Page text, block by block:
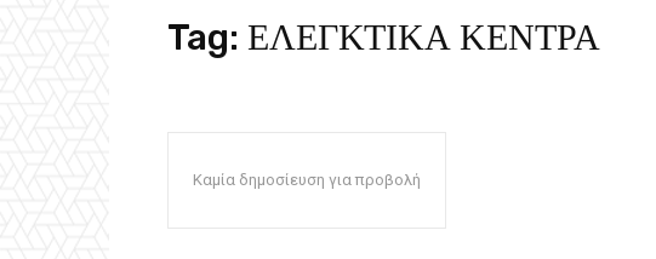
Tag: ΕΛΕΓΚΤΙΚΑ ΚΕΝΤΡΑ
Καμία δημοσίευση για προβολή